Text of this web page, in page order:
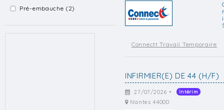
Pré-embauche (2)
Connectt Travail Temporaire
INFIRMIER(E) DE 44 (H/F)
27/07/2026 • Intérim
Nantes 44000